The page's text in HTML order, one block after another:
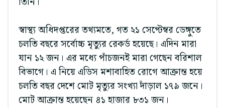
স্বাস্থ্য অধিদপ্তরের তথ্যমতে, গত ২১ সেপ্টেম্বর ডেঙ্গুতে
চলতি বছরে সর্বোচ্চ মৃত্যুর রেকর্ড হয়েছে। এদিন মারা
যান ১২ জন। এর মধ্যে পাঁচজনই মারা গেছেন বরিশাল
বিভাগে। এ নিয়ে এডিস মশাবাহিত রোগে আক্রান্ত হয়ে
চলতি বছর দেশে মোট মৃত্যুর সংখ্যা দাঁড়াল ১৭৯ জনে।
মোট আক্রান্ত হয়েছেন ৪১ হাজার ৮৩১ জন।